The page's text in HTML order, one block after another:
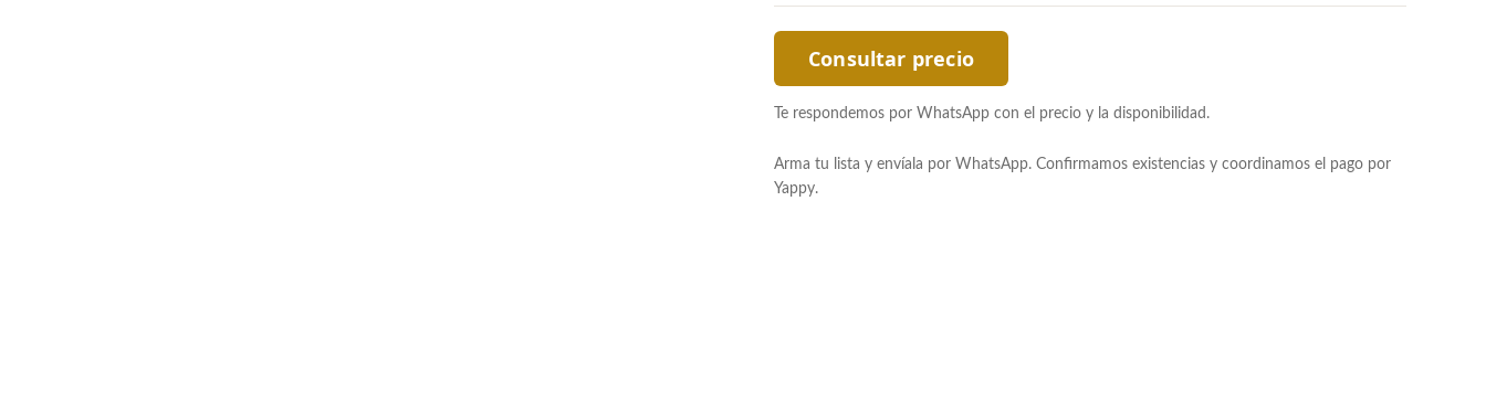
Consultar precio
Te respondemos por WhatsApp con el precio y la disponibilidad.
Arma tu lista y envíala por WhatsApp. Confirmamos existencias y coordinamos el pago por
Yappy.